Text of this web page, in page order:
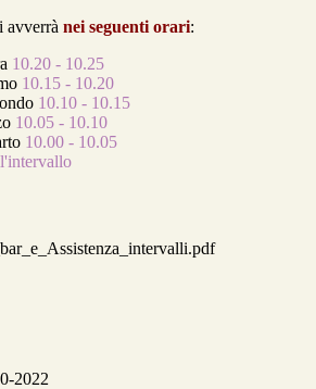
avverrà nei seguenti orari:
10.20 - 10.25
10.15 - 10.20
10.10 - 10.15
10.05 - 10.10
10.00 - 10.05
2022